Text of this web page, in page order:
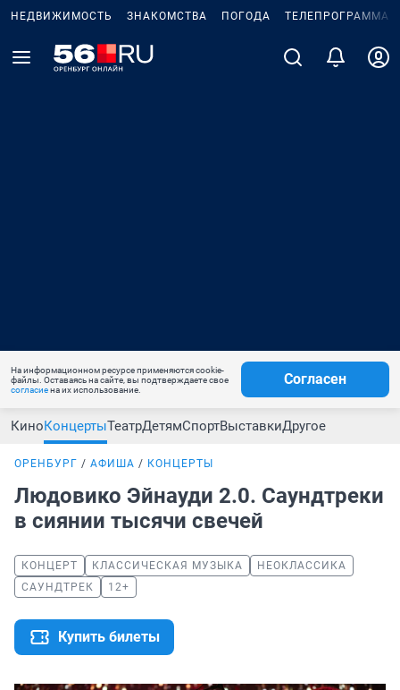
НЕДВИЖИМОСТЬ ЗНАКОМСТВА ПОГОДА ТЕЛЕПРОГРАММА
На информационном ресурсе применяются cookie-
файлы. Оставаясь на сайте, вы подтверждаете свое
согласиена их использование.
Согласен
КиноКонцертыТеатрДетямСпортВыставкиДругое
ОРЕНБУРГ АФИША КОНЦЕРТЫ
Людовико Эйнауди 2.0. Саундтреки
в сиянии тысячи свечей
КОНЦЕРТ КЛАССИЧЕСКАЯ МУЗЫКА
НЕОКЛАССИКА
САУНДТРЕК
12+
Купить билеты